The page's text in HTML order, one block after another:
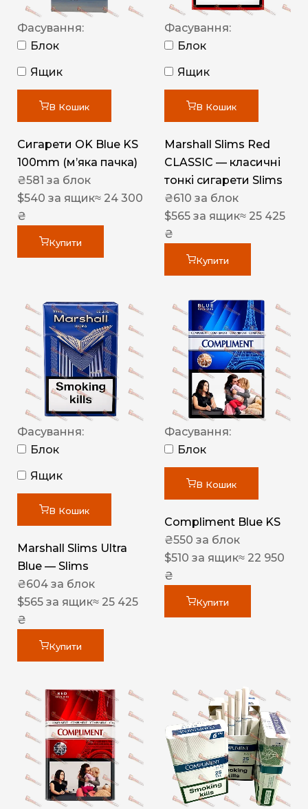
Фасування:
Блок
Ящик
В Кошик
Сигарети OK Blue KS
100mm (м’яка пачка)
₴581 за блок
$540 за ящик≈ 24 300
₴
Купити
Фасування:
Блок
Ящик
В Кошик
Marshall Slims Red
CLASSIC — класичні
тонкі сигарети Slims
₴610 за блок
$565 за ящик≈ 25 425
₴
Купити
Фасування:
Блок
Ящик
В Кошик
Marshall Slims Ultra
Blue — Slims
₴604 за блок
$565 за ящик≈ 25 425
₴
Купити
Фасування:
Блок
В Кошик
Compliment Blue KS
₴550 за блок
$510 за ящик≈ 22 950
₴
Купити